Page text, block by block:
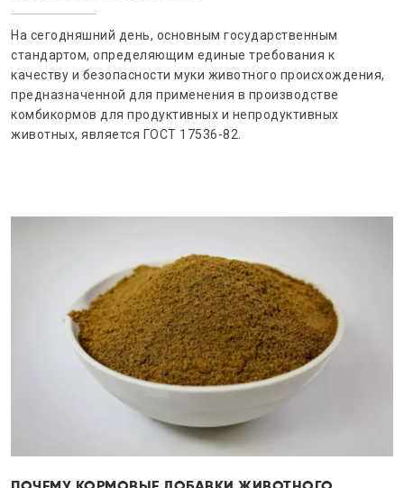
На сегодняшний день, основным государственным
стандартом, определяющим единые требования к
качеству и безопасности муки животного происхождения,
предназначенной для применения в производстве
комбикормов для продуктивных и непродуктивных
животных, является ГОСТ 17536-82.